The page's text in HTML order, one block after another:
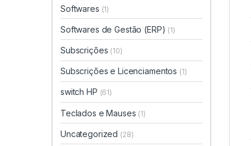
Softwares (1)
Softwares de Gestão (ERP) (1)
Subscrições (10)
Subscrições e Licenciamentos (1)
switch HP (61)
Teclados e Mauses (1)
Uncategorized (28)